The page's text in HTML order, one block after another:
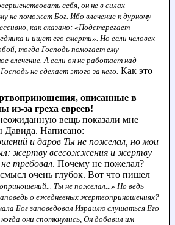
себя, он не в силах
не поможет Бог. Ибо влечение к дурному
как сказано: «Подстерегает
и ищет его смерти». Но если человек
тогда Господь помогает ему
влечение. А если он не работает над
не сделает этого за него. Как это
описанные в
из-за греха евреев!
вещь показали мне
Давида. Написано:
и даров Ты не пожелал, но мои
жертву всесожжения и жертву
не требовал. Почему не пожелал?
очень глубок. Вот что пишел
Ты не пожелал...» Но ведь
о ежедневных жертвоприношениях?
Бог заповедовал Израилю слушаться Его
они споткнулись, Он добавил им